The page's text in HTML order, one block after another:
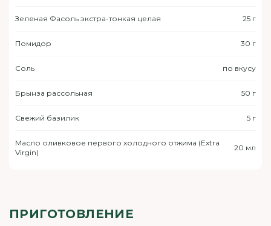
Зеленая Фасоль экстра-тонкая целая 25 г
Помидор 30 г
Соль по вкусу
Брынза рассольная 50 г
Свежий базилик 5 г
Масло оливковое первого холодного отжима (Extra
Virgin)
20 мл
ПРИГОТОВЛЕНИЕ